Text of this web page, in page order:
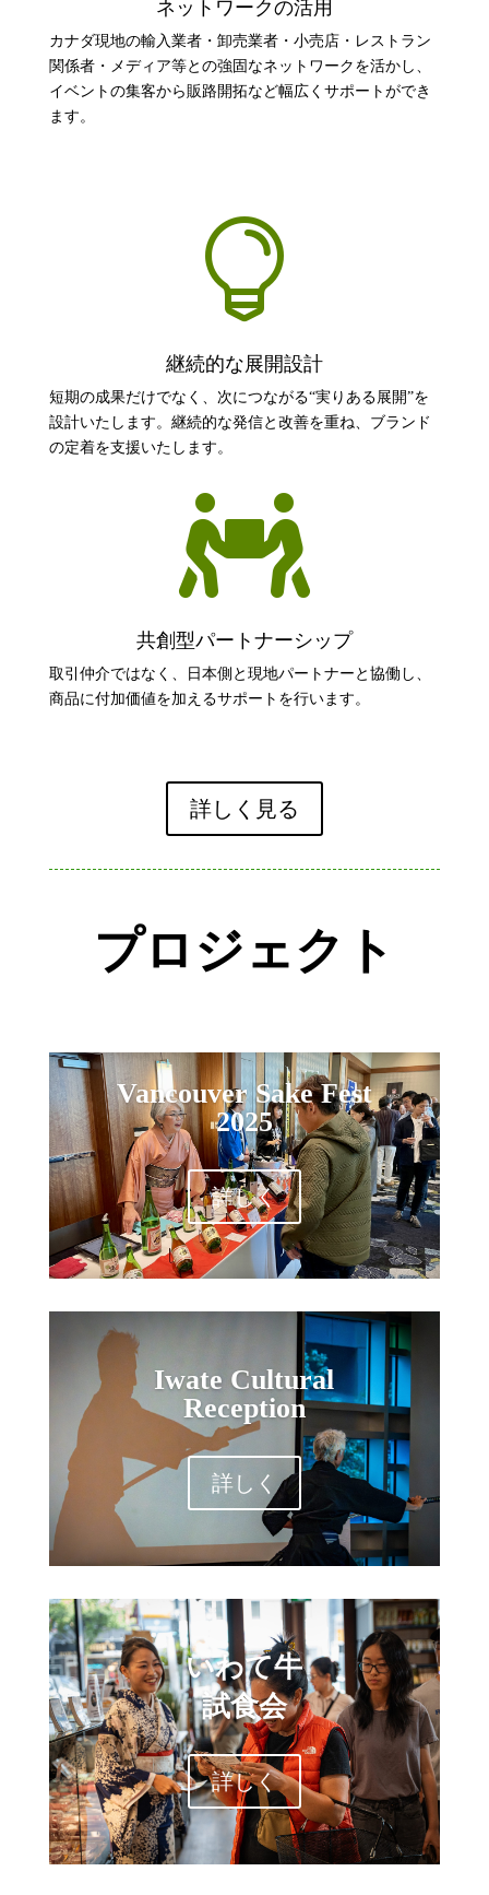
ネットワークの活用
カナダ現地の輸入業者・卸売業者・小売店・レストラン
関係者・メディア等との強固なネットワークを活かし、
イベントの集客から販路開拓など幅広くサポートができ
ます。

継続的な展開設計
短期の成果だけでなく、次につながる“実りある展開”を
設計いたします。 継続的な発信と改善を重ね、ブランド
の定着を支援いたします。

共創型パートナーシップ
取引仲介ではなく、日本側と現地パートナーと協働し、
商品に付加価値を加えるサポートを行います。
詳しく見る
プロジェクト
Vancouver Sake Fest
2025
詳しく
Iwate Cultural
Reception
詳しく
いわて牛
試食会
詳しく